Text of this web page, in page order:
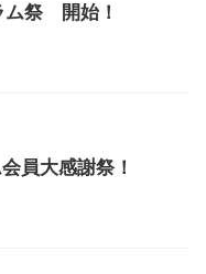
ム祭 開始！
員大感謝祭！